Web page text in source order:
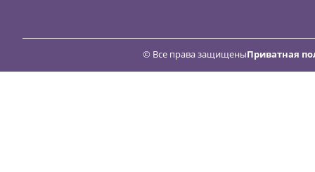
© Все права защищеныПриватная